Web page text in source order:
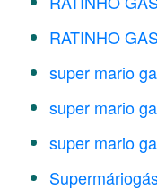
RATINHO
super mario
super mario
super mario